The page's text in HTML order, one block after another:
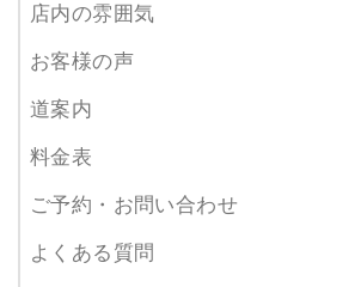
店内の雰囲気
お客様の声
道案内
料金表
ご予約・お問い合わせ
よくある質問